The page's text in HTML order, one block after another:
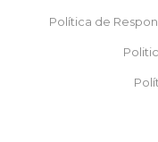
Política de